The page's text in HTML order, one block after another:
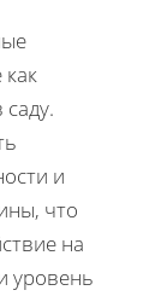
и
что
на
уровень